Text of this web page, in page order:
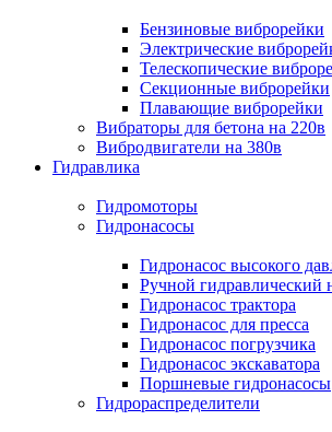
Бензиновые виброрейки
Электрические
Телескопические
Секционные виброрейки
Плавающие виброрейки
Вибраторы для бетона на 220в
Вибродвигатели на 380в
Гидравлика
Гидромоторы
Гидронасосы
Гидронасос высокого
Ручной гидравлический
Гидронасос трактора
Гидронасос для пресса
Гидронасос погрузчика
Гидронасос экскаватора
Поршневые гидронасосы
Гидрораспределители